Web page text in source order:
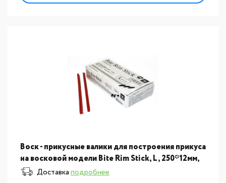
Воск - прикусные валики для построения прикуса
на восковой модели Bite Rim Stick, L, 250*12мм,
50штДоставкаподробнее